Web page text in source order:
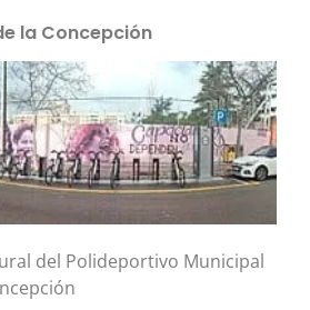
la Concepción
del Polideportivo Municipal